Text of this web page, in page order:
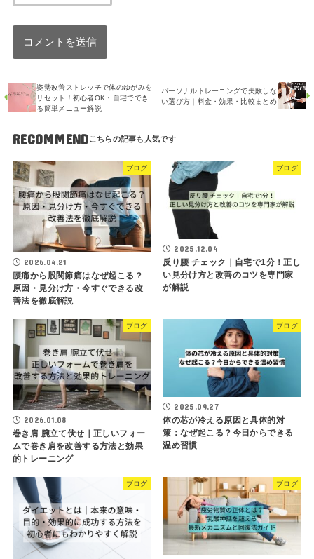
姿勢改善ストレッチで体のゆがみを
リセット！初心者OK・自宅ででき
る簡単メニュー解説
パーソナルトレーニングで失敗しな
い選び方｜料金・効果・比較まとめ
RECOMMEND
ブログ
2026.04.21
腰痛から股関節痛はなぜ起こる？
原因・見分け方・今すぐできる改
善法を徹底解説
ブログ
2025.12.04
反り腰 チェック｜自宅で1分！正し
い見分け方と改善のコツを専門家
が解説
ブログ
2026.01.08
巻き肩 腕立て伏せ｜正しいフォー
ムで巻き肩を改善する方法と効果
的トレーニング
ブログ
2025.09.27
体の芯が冷える原因と具体的対
策：なぜ起こる？今日からできる
温め習慣
ブログ ブログ